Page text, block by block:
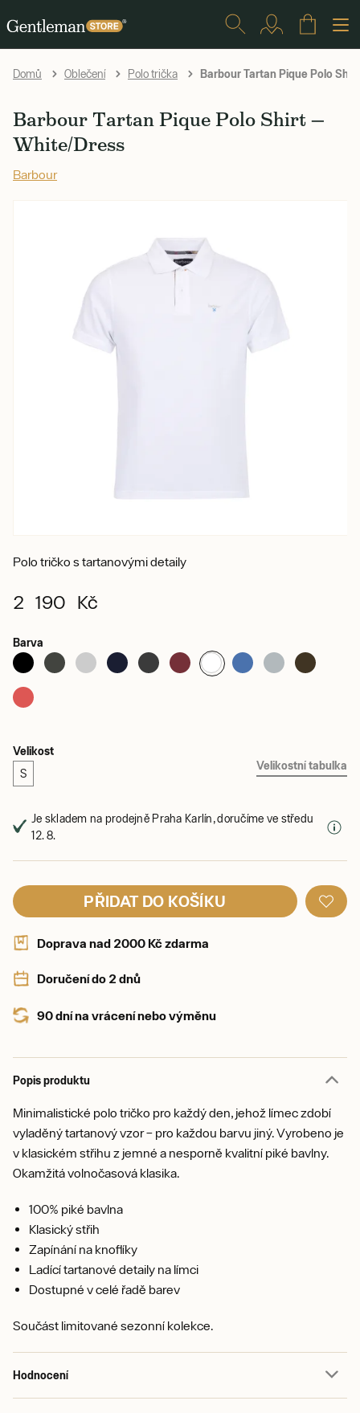
Domů Oblečení Polo trička Barbour Tartan Pique Polo
Barbour Tartan Pique Polo Shirt —
White/Dress
Barbour
Polo tričko s tartanovými detaily
2 190 Kč
Barva
Velikost
S
Velikostní tabulka
Je skladem na prodejně Praha Karlín, doručíme ve středu
12. 8.
PŘIDAT DO KOŠÍKU
Doprava nad 2000 Kč zdarma
Doručení do 2 dnů
90 dní na vrácení nebo výměnu
Popis produktu
Minimalistické polo tričko pro každý den, jehož límec zdobí
vyladěný tartanový vzor – pro každou barvu jiný. Vyrobeno je
v klasickém střihu z jemné a nesporně kvalitní piké bavlny.
Okamžitá volnočasová klasika.
100% piké bavlna
Klasický střih
Zapínání na knoflíky
Ladící tartanové detaily na límci
Dostupné v celé řadě barev
Součást limitované sezonní kolekce.
Hodnocení